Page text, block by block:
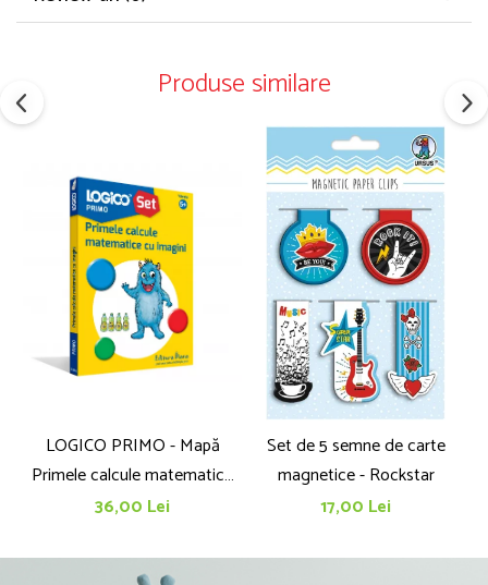
Produse similare
LOGICO PRIMO - Mapă
Primele calcule matematice
cu imagini (5+)
36,00 Lei
Set de 5 semne de carte
magnetice - Rockstar
17,00 Lei